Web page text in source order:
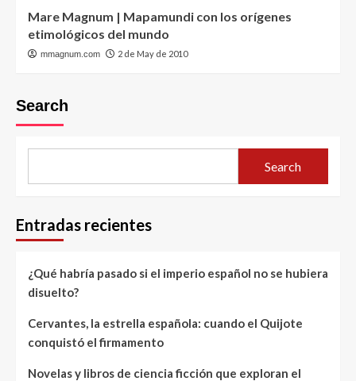
Mare Magnum | Mapamundi con los orígenes
etimológicos del mundo
mmagnum.com 2 de May de 2010
Search
Search
Entradas recientes
¿Qué habría pasado si el imperio español no se hubiera
disuelto?
Cervantes, la estrella española: cuando el Quijote
conquistó el firmamento
Novelas y libros de ciencia ficción que exploran el